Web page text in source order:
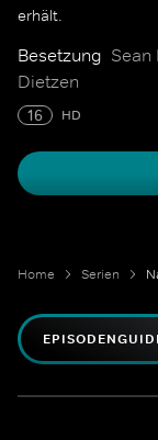
erhält.
Besetzung Sean
Dietzen
16 HD
Home Serien